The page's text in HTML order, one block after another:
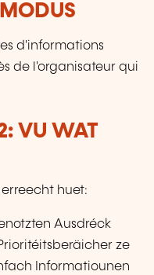
d'informations
de l'organisateur qui
VU WAT
huet:
Ausdréck
ze
Informatiounen